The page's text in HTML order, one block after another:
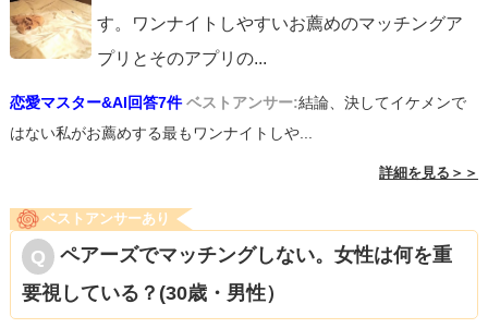
す。ワンナイトしやすいお薦めのマッチングア
プリとそのアプリの...
恋愛マスター&AI回答7件 ベストアンサー:結論、決してイケメンで
はない私がお薦めする最もワンナイトしや...
詳細を見る＞＞
ベストアンサーあり
ペアーズでマッチングしない。女性は何を重
要視している？(30歳・男性）